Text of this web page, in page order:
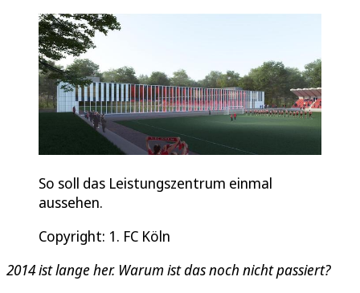
So soll das Leistungszentrum einmal
aussehen.
Copyright: 1. FC Köln
2014 ist lange her. Warum ist das noch nicht passiert?